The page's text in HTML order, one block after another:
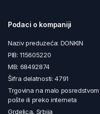
Podaci o kompaniji
Naziv preduzeća: DONKIN
PIB: 115605220
MB: 68492874
Šifra delatnosti: 4791
Trgovina na malo posredstvom
pošte ili preko interneta
Grdelica, Srbija